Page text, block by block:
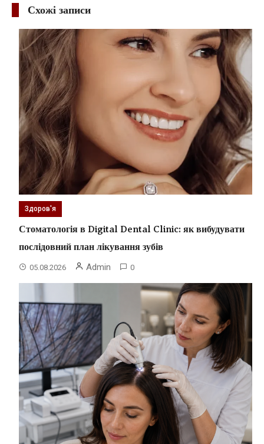
Схожі записи
Здоров'я
Стоматологія в Digital Dental Clinic: як вибудувати
послідовний план лікування зубів
05.08.2026 Admin 0